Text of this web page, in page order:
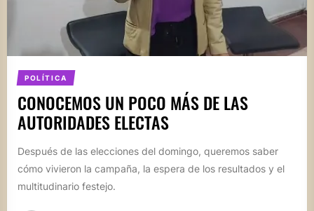
POLÍTICA
CONOCEMOS UN POCO MÁS DE LAS
AUTORIDADES ELECTAS
Después de las elecciones del domingo, queremos saber
cómo vivieron la campaña, la espera de los resultados y el
multitudinario festejo.